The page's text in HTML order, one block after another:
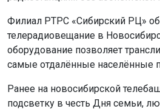
подсветку в честь Дня семьи,